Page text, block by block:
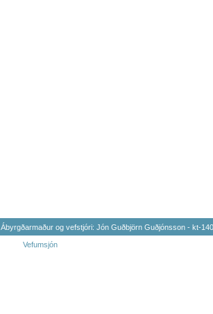
Ábyrgðarmaður og vefstjóri: Jón Guðbjörn Guðjónsson - kt-
Vefumsjón